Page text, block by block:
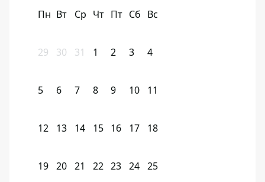
Пн Вт Ср Чт Пт Сб Вс
29 30 31 1 2 3 4
5 6 7 8 9 10 11
12 13 14 15 16 17 18
19 20 21 22 23 24 25